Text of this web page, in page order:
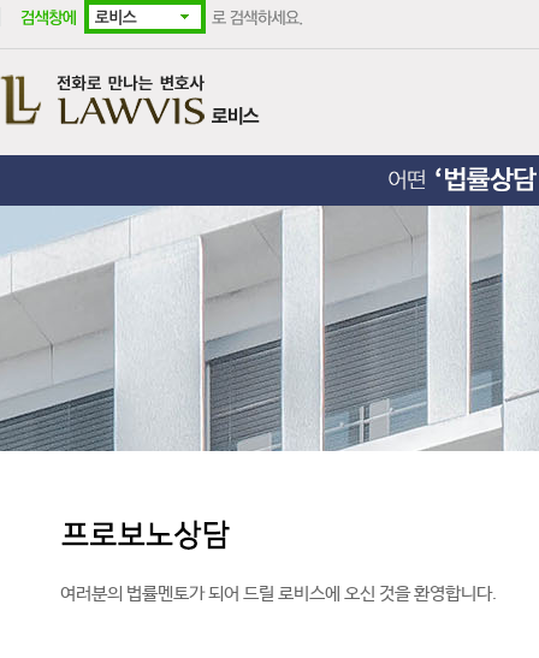
여러분의 법률멘토가 되어 드릴 로비스에 오신 것을 환영합니다.